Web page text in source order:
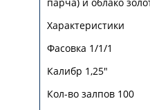
Характеристики
Фасовка 1/1/1
Калибр 1,25"
Кол-во залпов 100